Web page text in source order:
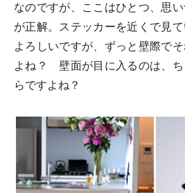
なのですが、ここはひとつ、思
が正解。ステッカーを近くで見
よろしいですが、ずっと壁際で
よね？ 壁面が目に入るのは、
らですよね？